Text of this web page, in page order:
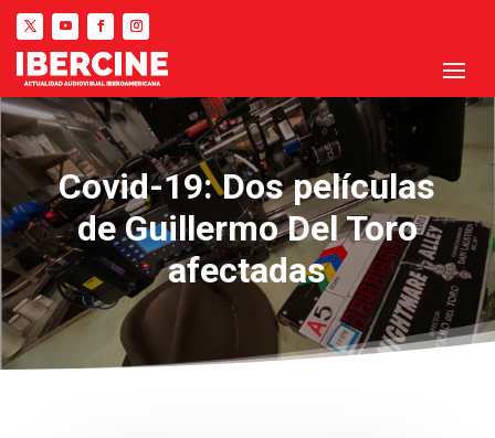
Covid-19: Dos películas
de Guillermo Del Toro
afectadas